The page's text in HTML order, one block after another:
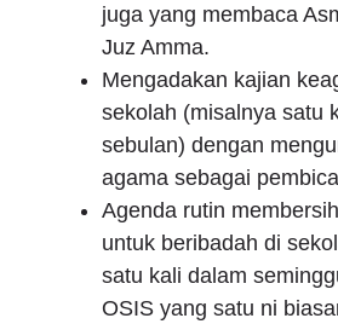
juga yang membaca
Juz Amma.
Mengadakan kajian
sekolah (misalnya satu
sebulan) dengan
agama sebagai
Agenda rutin
untuk beribadah di
satu kali dalam
OSIS yang satu ni